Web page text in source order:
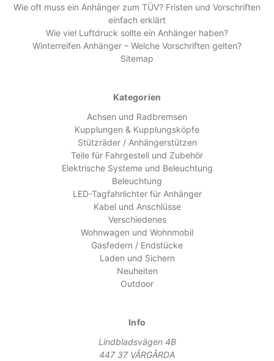
Wie oft muss ein Anhänger zum TÜV? Fristen und Vorschriften
einfach erklärt
Wie viel Luftdruck sollte ein Anhänger haben?
Winterreifen Anhänger – Welche Vorschriften gelten?
Sitemap
Kategorien
Achsen und Radbremsen
Kupplungen & Kupplungsköpfe
Stützräder / Anhängerstützen
Teile für Fahrgestell und Zubehör
Elektrische Systeme und Beleuchtung
Beleuchtung
LED-Tagfahrlichter für Anhänger
Kabel und Anschlüsse
Verschiedenes
Wohnwagen und Wohnmobil
Gasfedern / Endstücke
Laden und Sichern
Neuheiten
Outdoor
Info
Lindbladsvägen 4B
447 37 VÅRGÅRDA